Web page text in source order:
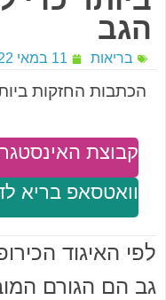
הגב
בריאות 11 במאי 2022
הכתבות החזקות
וואטסאפ בריא
קבוצת
לפי האיגוד
גב הם הגורם